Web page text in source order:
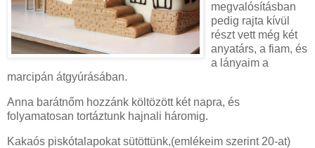
megvalósításban
pedig rajta kívül
részt vett még két
anyatárs, a fiam, és
a lányaim a
marcipán átgyúrásában.
Anna barátnőm hozzánk költözött két napra, és
folyamatosan tortáztunk hajnali háromig.
Kakaós piskótalapokat sütöttünk,(emlékeim szerint 20-at)